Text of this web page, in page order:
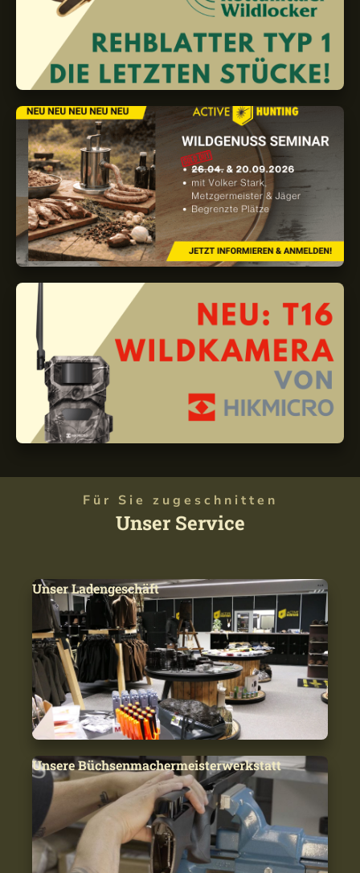
Für Sie zugeschnitten
Unser Service
Unser Ladengeschäft
Unsere Büchsenmachermeisterwerkstatt